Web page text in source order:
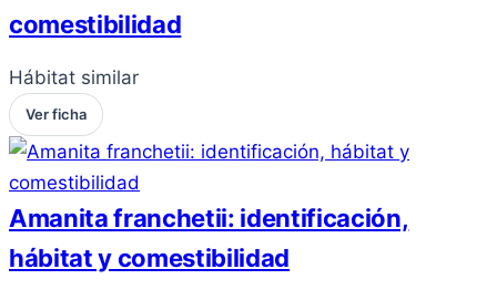
comestibilidad
Hábitat similar
Ver ficha
Amanita franchetii: identificación,
hábitat y comestibilidad